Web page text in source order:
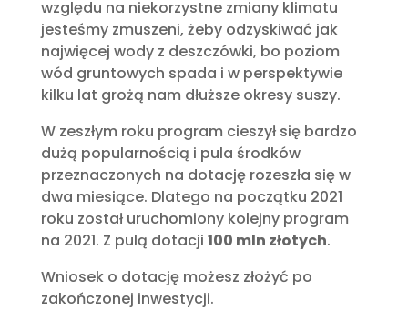
względu na niekorzystne zmiany klimatu
jesteśmy zmuszeni, żeby odzyskiwać jak
najwięcej wody z deszczówki, bo poziom
wód gruntowych spada i w perspektywie
kilku lat grożą nam dłuższe okresy suszy.
W zeszłym roku program cieszył się bardzo
dużą popularnością i pula środków
przeznaczonych na dotację rozeszła się w
dwa miesiące. Dlatego na początku 2021
roku został uruchomiony kolejny program
na 2021. Z pulą dotacji 100 mln złotych.
Wniosek o dotację możesz złożyć po
zakończonej inwestycji.